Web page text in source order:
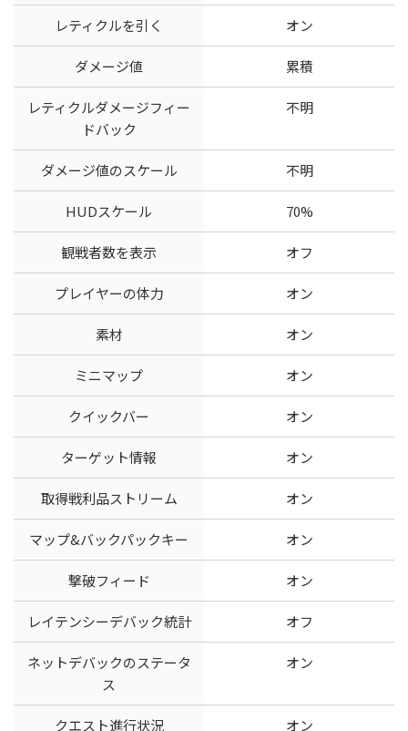
レティクルを引く オン
ダメージ値 累積
レティクルダメージフィー
ドバック
不明
ダメージ値のスケール 不明
HUDスケール 70%
観戦者数を表示 オフ
プレイヤーの体力 オン
素材 オン
ミニマップ オン
クイックバー オン
ターゲット情報 オン
取得戦利品ストリーム オン
マップ&バックパックキー オン
撃破フィード オン
レイテンシーデバック統計 オフ
ネットデバックのステータ
ス
オン
クエスト進行状況 オン